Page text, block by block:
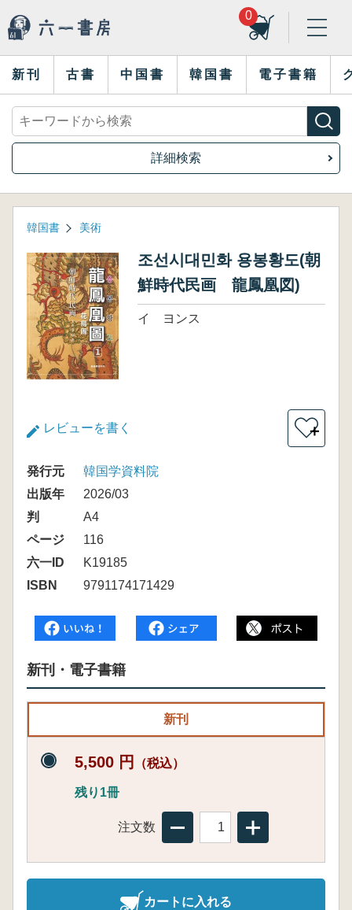
0
新刊 古書 中国書 韓国書 電子書籍
詳細検索
韓国書 美術
조선시대민화 용봉황도(朝
鮮時代民画 龍鳳凰図)
イ ヨンス
レビューを書く ＋
発行元
韓国学資料院
出版年
2026/03
判
A4
ページ
116
六一ID
K19185
ISBN
9791174171429
新刊・電子書籍
新刊
5,500 円 （税込）
残り1冊
注文数
カートに入れる